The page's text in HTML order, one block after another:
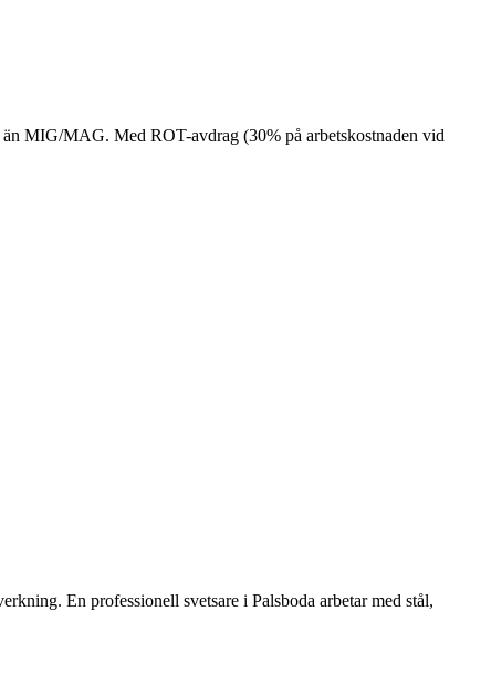
MIG/MAG. Med ROT-avdrag (30% på arbetskostnaden vid
En professionell svetsare i Palsboda arbetar med stål,